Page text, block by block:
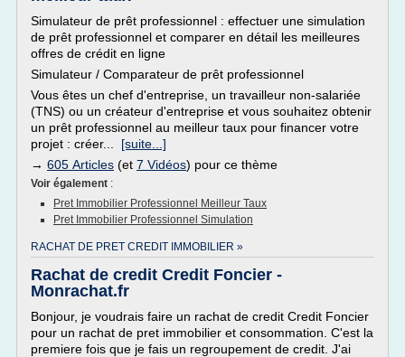
Simulateur de prêt professionnel : effectuer une simulation
de prêt professionnel et comparer en détail les meilleures
offres de crédit en ligne
Simulateur / Comparateur de prêt professionnel
Vous êtes un chef d'entreprise, un travailleur non-salariée
(TNS) ou un créateur d'entreprise et vous souhaitez obtenir
un prêt professionnel au meilleur taux pour financer votre
projet : créer... [suite...]
→ 605 Articles (et 7 Vidéos) pour ce thème
Voir également :
Pret Immobilier Professionnel Meilleur Taux
Pret Immobilier Professionnel Simulation
RACHAT DE PRET CREDIT IMMOBILIER »
Rachat de credit Credit Foncier -
Monrachat.fr
Bonjour, je voudrais faire un rachat de credit Credit Foncier
pour un rachat de pret immobilier et consommation. C'est la
premiere fois que je fais un regroupement de credit. J'ai